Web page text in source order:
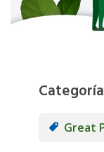
Great